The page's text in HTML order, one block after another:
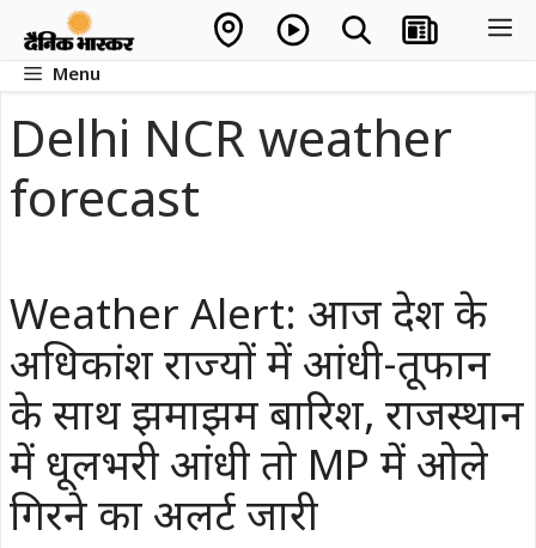
contentMenu
Delhi NCR weather
forecast
Weather Alert: आज देश के
अधिकांश राज्यों में आंधी-तूफान
के साथ झमाझम बारिश, राजस्थान
में धूलभरी आंधी तो MP में ओले
गिरने का अलर्ट जारी